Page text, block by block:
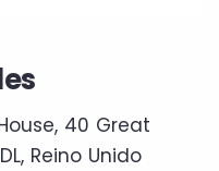
40 Great
Reino Unido